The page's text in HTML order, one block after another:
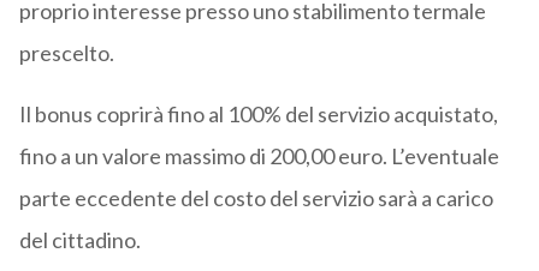
proprio interesse presso uno stabilimento termale
prescelto.
Il bonus coprirà fino al 100% del servizio acquistato,
fino a un valore massimo di 200,00 euro. L’eventuale
parte eccedente del costo del servizio sarà a carico
del cittadino.